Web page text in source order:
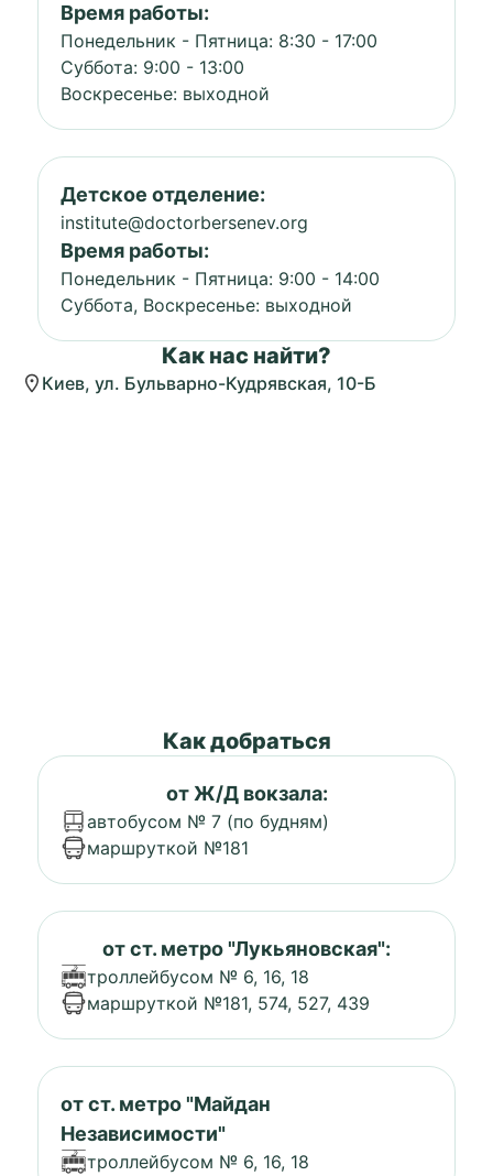
Время работы:
Понедельник - Пятница: 8:30 - 17:00
Суббота: 9:00 - 13:00
Воскресенье: выходной
Детское отделение:
institute@doctorbersenev.org
Время работы:
Понедельник - Пятница: 9:00 - 14:00
Суббота, Воскресенье: выходной
Как нас найти?
Киев, ул. Бульварно-Кудрявская, 10-Б
Как добраться
от Ж/Д вокзала:
автобусом № 7 (по будням)
маршруткой №181
от ст. метро "Лукьяновская":
троллейбусом № 6, 16, 18
маршруткой №181, 574, 527, 439
от ст. метро "Майдан
Независимости"
троллейбусом № 6, 16, 18